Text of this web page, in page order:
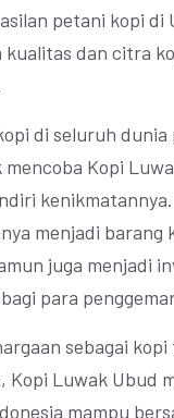
petani kopi di
kualitas dan citra
di seluruh dunia
Kopi
menjadi barang
juga menjadi
para
sebagai
Kopi Luwak Ubud
mampu